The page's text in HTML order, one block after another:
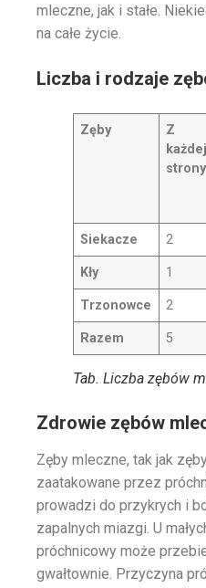
mleczne, jak i stałe.
na całe życie.
Liczba i rodzaje
Zęby
Z
każdej
strony
Siekacze 2
Kły 1
Trzonowce 2
Razem 5
Tab. Liczba zębów
Zdrowie zębów
Zęby mleczne, tak jak
zaatakowane przez
prowadzi do przykrych i
zapalnych miazgi. U
próchnicowy może
gwałtownie. Przyczyna